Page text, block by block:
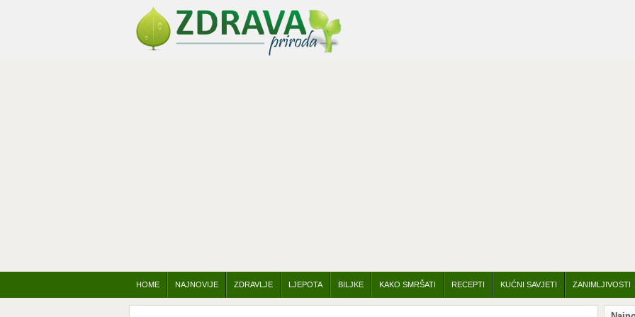
HOME NAJNOVIJE ZDRAVLJE LJEPOTA BILJKE KAKO SMRŠATI RECEPTI KUĆNI SAVJETI ZANIMLJIVOSTI